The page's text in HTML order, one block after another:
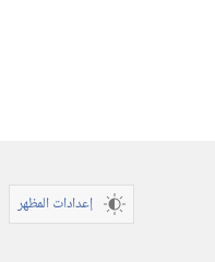
إعدادات المظهر